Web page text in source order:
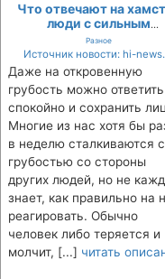
Что отвечают на
люди с сильным
характером:
психологов
Разное
Источник новости: hi-
Даже на откровенную
грубость можно ответить
спокойно и сохранить
Многие из нас хотя бы
в неделю сталкиваются с
грубостью со стороны
других людей, но не
знает, как правильно на
реагировать. Обычно
человек либо теряется и
молчит, [...] читать